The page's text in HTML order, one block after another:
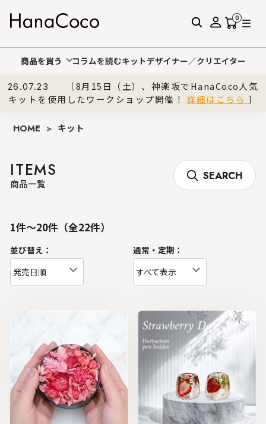
0
商品を買う コラムを読むキットデザイナー／クリエイター
26.07.23
［8月15日（土）、神楽坂でHanaCoco人気
キットを使用したワークショップ開催！ 詳細はこちら ］
HOME > キット
ITEMS
商品一覧
SEARCH
1件～20件（全22件）
並び替え：
発売日順
通常・定期：
すべて表示